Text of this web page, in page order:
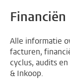
Financiën
Alle informatie
facturen,
cyclus, audits
& Inkoop.